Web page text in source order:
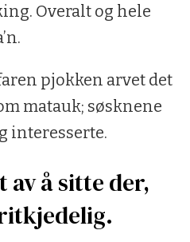
Overalt og hele
pjokken arvet det
matauk; søsknene
interesserte.
av å sitte der,